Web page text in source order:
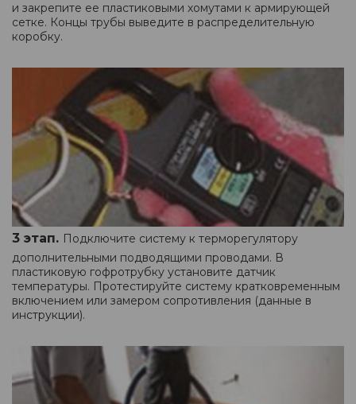
и закрепите ее пластиковыми хомутами к армирующей
сетке. Концы трубы выведите в распределительную
коробку.
3 этап. Подключите систему к терморегулятору
дополнительными подводящими проводами. В
пластиковую гофротрубку установите датчик
температуры. Протестируйте систему кратковременным
включением или замером сопротивления (данные в
инструкции).